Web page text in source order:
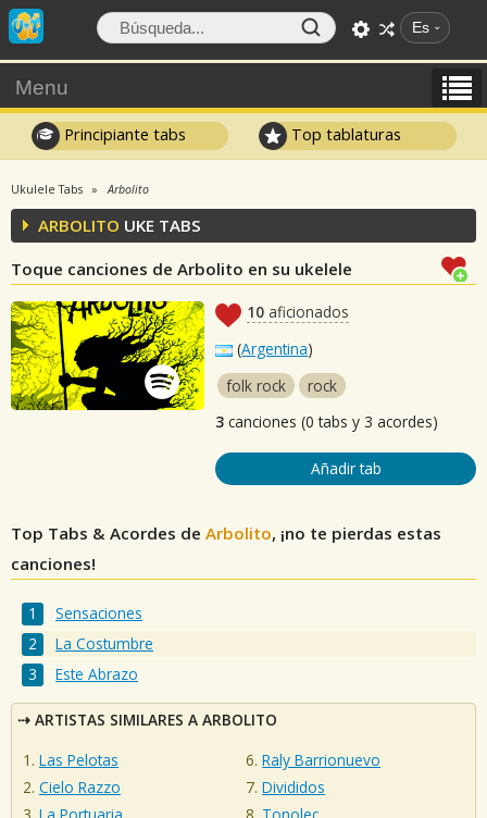
Es
Menu
Principiante tabs Top tablaturas
Ukulele Tabs Arbolito
ARBOLITO UKE TABS
Toque canciones de Arbolito en su ukelele
10 aficionados
(Argentina)
folk rock
rock
3 canciones (0 tabs y 3 acordes)
Añadir tab
Top Tabs & Acordes de Arbolito, ¡no te pierdas estas
canciones!
Sensaciones
La Costumbre
Este Abrazo
ARTISTAS SIMILARES A ARBOLITO
Las Pelotas
Cielo Razzo
Raly Barrionuevo
Divididos